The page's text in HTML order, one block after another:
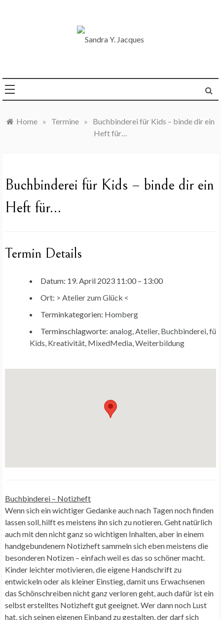
Home » Termine »
Buchbinderei für Kids – binde dir ein
Heft für…
Buchbinderei für Kids – binde dir ein
Heft für…
Termin Details
Datum: 19. April 2023 11:00 – 13:00
Ort: > Atelier zum Glück <
Terminkategorien: Homberg
Terminschlagworte: analog,Atelier, Buchbinderei,für
Kids, Kreativität, MixedMedia,Weiterbildung
Buchbinderei – Notizheft
Wenn sich ein wichtiger Gedanke auch nach Tagen noch finden
lassen soll, hilft es meistens ihn sich zu notieren. Geht natürlich
auch mit den nicht ganz so wichtigen Inhalten, aber in einem
handgebundenem Notizheft sammeln sich eben meistens die
besonderen Notizen – einfach weil es das so schöner macht.
Kinder leichter motivieren, die eigene Handschrift zu
entwickeln oder als kleiner Einstieg, damit uns Erwachsenen
das Schönschreiben nicht ganz verloren geht, auch dafür ist ein
selbst erstelltes Notizheft gut geeignet. Wer dann noch Lust
hat, sich seinen eigenen Einband zu gestalten, der darf sich